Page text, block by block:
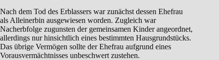
Nach dem Tod des Erblassers war zunächst dessen Ehefrau
als Alleinerbin ausgewiesen worden. Zugleich war
Nacherbfolge zugunsten der gemeinsamen Kinder angeordnet,
allerdings nur hinsichtlich eines bestimmten Hausgrundstücks.
Das übrige Vermögen sollte der Ehefrau aufgrund eines
Vorausvermächtnisses unbeschwert zustehen.